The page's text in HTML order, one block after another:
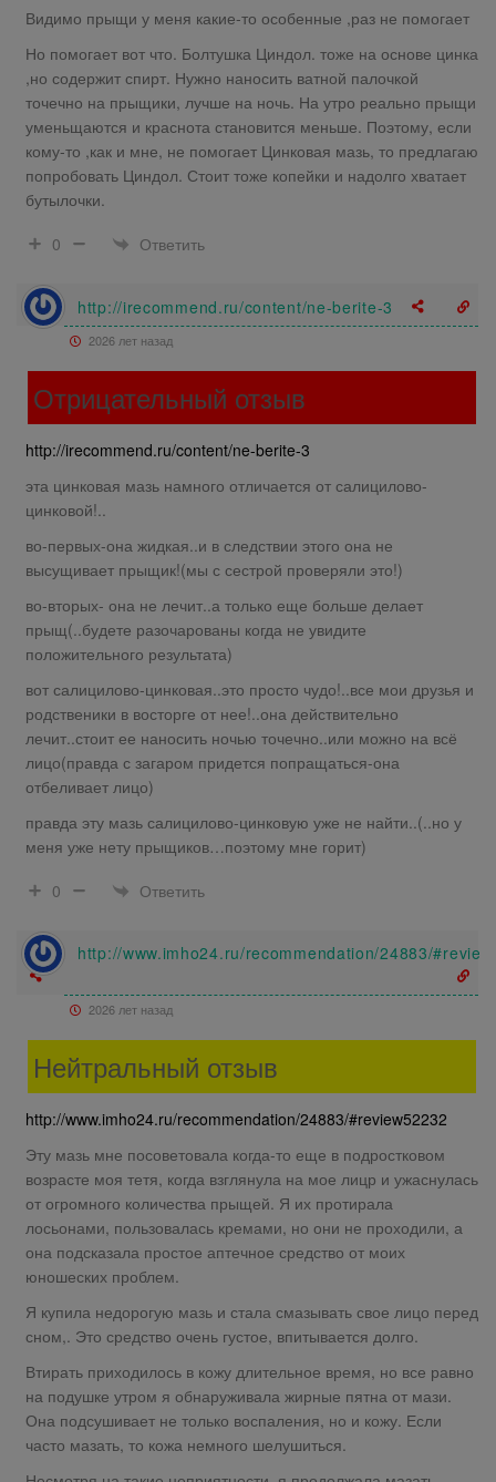
Видимо прыщи у меня какие-то особенные ,раз не помогает
Но помогает вот что. Болтушка Циндол. тоже на основе цинка
,но содержит спирт. Нужно наносить ватной палочкой
точечно на прыщики, лучше на ночь. На утро реально прыщи
уменьщаются и краснота становится меньше. Поэтому, если
кому-то ,как и мне, не помогает Цинковая мазь, то предлагаю
попробовать Циндол. Стоит тоже копейки и надолго хватает
бутылочки.
0
Ответить
http://irecommend.ru/content/ne-berite-3
2026 лет назад
Отрицательный отзыв
http://irecommend.ru/content/ne-berite-3
эта цинковая мазь намного отличается от салицилово-
цинковой!..
во-первых-она жидкая..и в следствии этого она не
высущивает прыщик!(мы с сестрой проверяли это!)
во-вторых- она не лечит..а только еще больше делает
прыщ(..будете разочарованы когда не увидите
положительного результата)
вот салицилово-цинковая..это просто чудо!..все мои друзья и
родственики в восторге от нее!..она действительно
лечит..стоит ее наносить ночью точечно..или можно на всё
лицо(правда с загаром придется попращаться-она
отбеливает лицо)
правда эту мазь салицилово-цинковую уже не найти..(..но у
меня уже нету прыщиков…поэтому мне горит)
0
Ответить
http://www.imho24.ru/recommendation/24883/
2026 лет назад
Нейтральный отзыв
http://www.imho24.ru/recommendation/24883/#review52232
Эту мазь мне посоветовала когда-то еще в подростковом
возрасте моя тетя, когда взглянула на мое лицр и ужаснулась
от огромного количества прыщей. Я их протирала
лосьонами, пользовалась кремами, но они не проходили, а
она подсказала простое аптечное средство от моих
юношеских проблем.
Я купила недорогую мазь и стала смазывать свое лицо перед
сном,. Это средство очень густое, впитывается долго.
Втирать приходилось в кожу длительное время, но все равно
на подушке утром я обнаруживала жирные пятна от мази.
Она подсушивает не только воспаления, но и кожу. Если
часто мазать, то кожа немного шелушиться.